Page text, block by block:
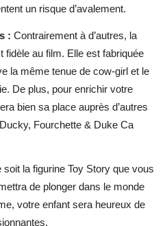
un risque d’avalement.
: Contrairement à d’autres, la
fidèle au film. Elle est fabriquée
la même tenue de cow-girl et le
De plus, pour enrichir votre
bien sa place auprès d’autres
Fourchette & Duke Ca
soit la figurine Toy Story que vous
de plonger dans le monde
votre enfant sera heureux de